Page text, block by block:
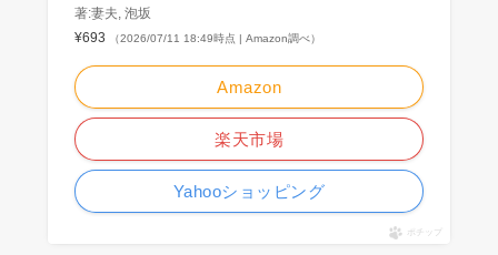
著:妻夫, 泡坂
¥693
（2026/07/11 18:49時点 | Amazon調べ）
Amazon
楽天市場
Yahooショッピング
ポチップ